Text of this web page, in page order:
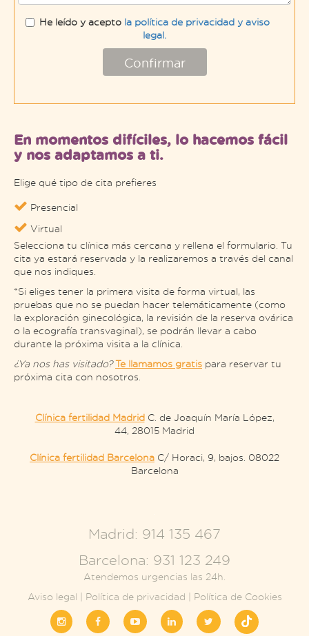
He leído y acepto la política de privacidad y aviso
legal.
Confirmar
En momentos difíciles, lo hacemos fácil
y nos adaptamos a ti.
Elige qué tipo de cita prefieres
Presencial
Virtual
Selecciona tu clínica más cercana y rellena el formulario. Tu
cita ya estará reservada y la realizaremos a través del canal
que nos indiques.
*Si eliges tener la primera visita de forma virtual, las
pruebas que no se puedan hacer telemáticamente (como
la exploración ginecológica, la revisión de la reserva ovárica
o la ecografía transvaginal), se podrán llevar a cabo
durante la próxima visita a la clínica.
¿Ya nos has visitado? Te llamamos gratis para reservar tu
próxima cita con nosotros.
Clínica fertilidad MadridC. de Joaquín María López,
44, 28015 Madrid
Clínica fertilidad Barcelona C/ Horaci, 9, bajos. 08022
Barcelona
Madrid: 914 135 467
Barcelona: 931 123 249
Atendemos urgencias las 24h.
Aviso legal | Política de privacidad | Política de Cookies